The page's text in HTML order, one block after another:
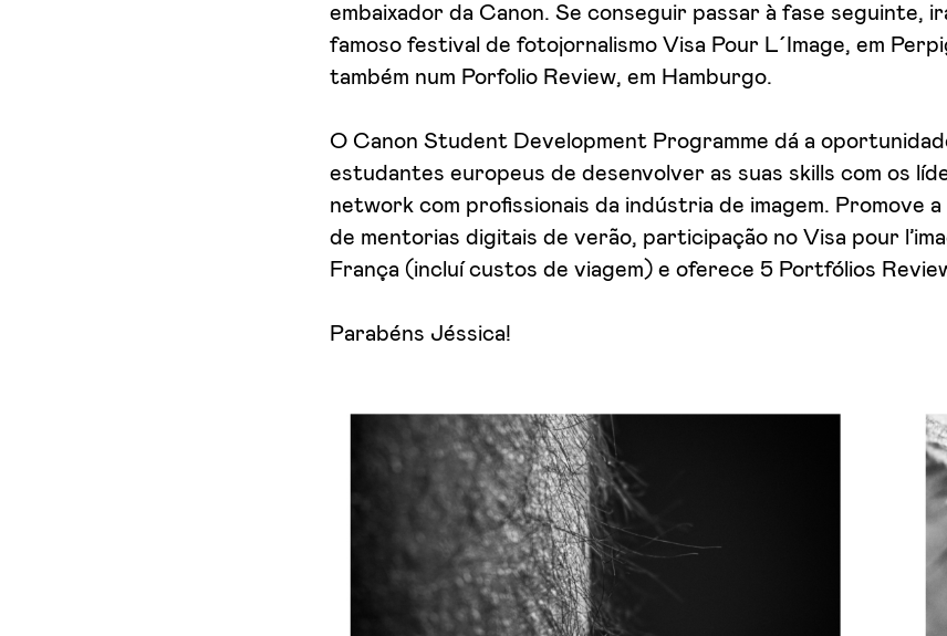
embaixador da Canon. Se conseguir passar à fase seguinte,
famoso festival de fotojornalismo Visa Pour L´Image, em
também num Porfolio Review, em Hamburgo.
O Canon Student Development Programme dá a
estudantes europeus de desenvolver as suas skills com os
network com profissionais da indústria de imagem. Promove a
de mentorias digitais de verão, participação no Visa pour
França (incluí custos de viagem) e oferece 5 Portfólios
Parabéns Jéssica!